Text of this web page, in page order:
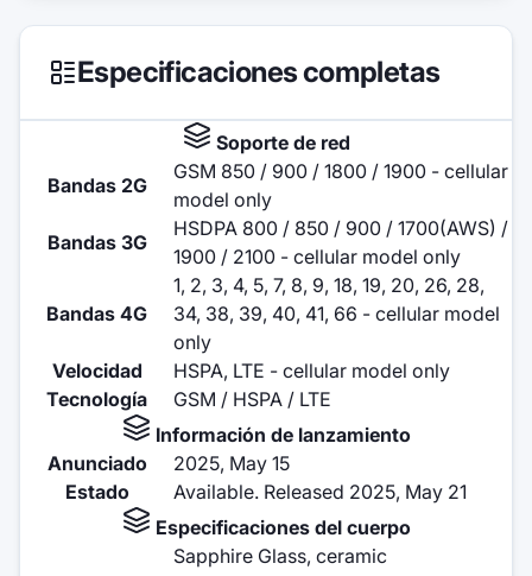
Especificaciones completas
Soporte de red
Bandas 2G
GSM 850 / 900 / 1800 / 1900 - cellular
model only
Bandas 3G
HSDPA 800 / 850 / 900 / 1700(AWS) /
1900 / 2100 - cellular model only
Bandas 4G
1, 2, 3, 4, 5, 7, 8, 9, 18, 19, 20, 26, 28,
34, 38, 39, 40, 41, 66 - cellular model
only
Velocidad
HSPA, LTE - cellular model only
Tecnología
GSM / HSPA / LTE
Información de lanzamiento
Anunciado
2025, May 15
Estado
Available. Released 2025, May 21
Especificaciones del cuerpo
Sapphire Glass, ceramic